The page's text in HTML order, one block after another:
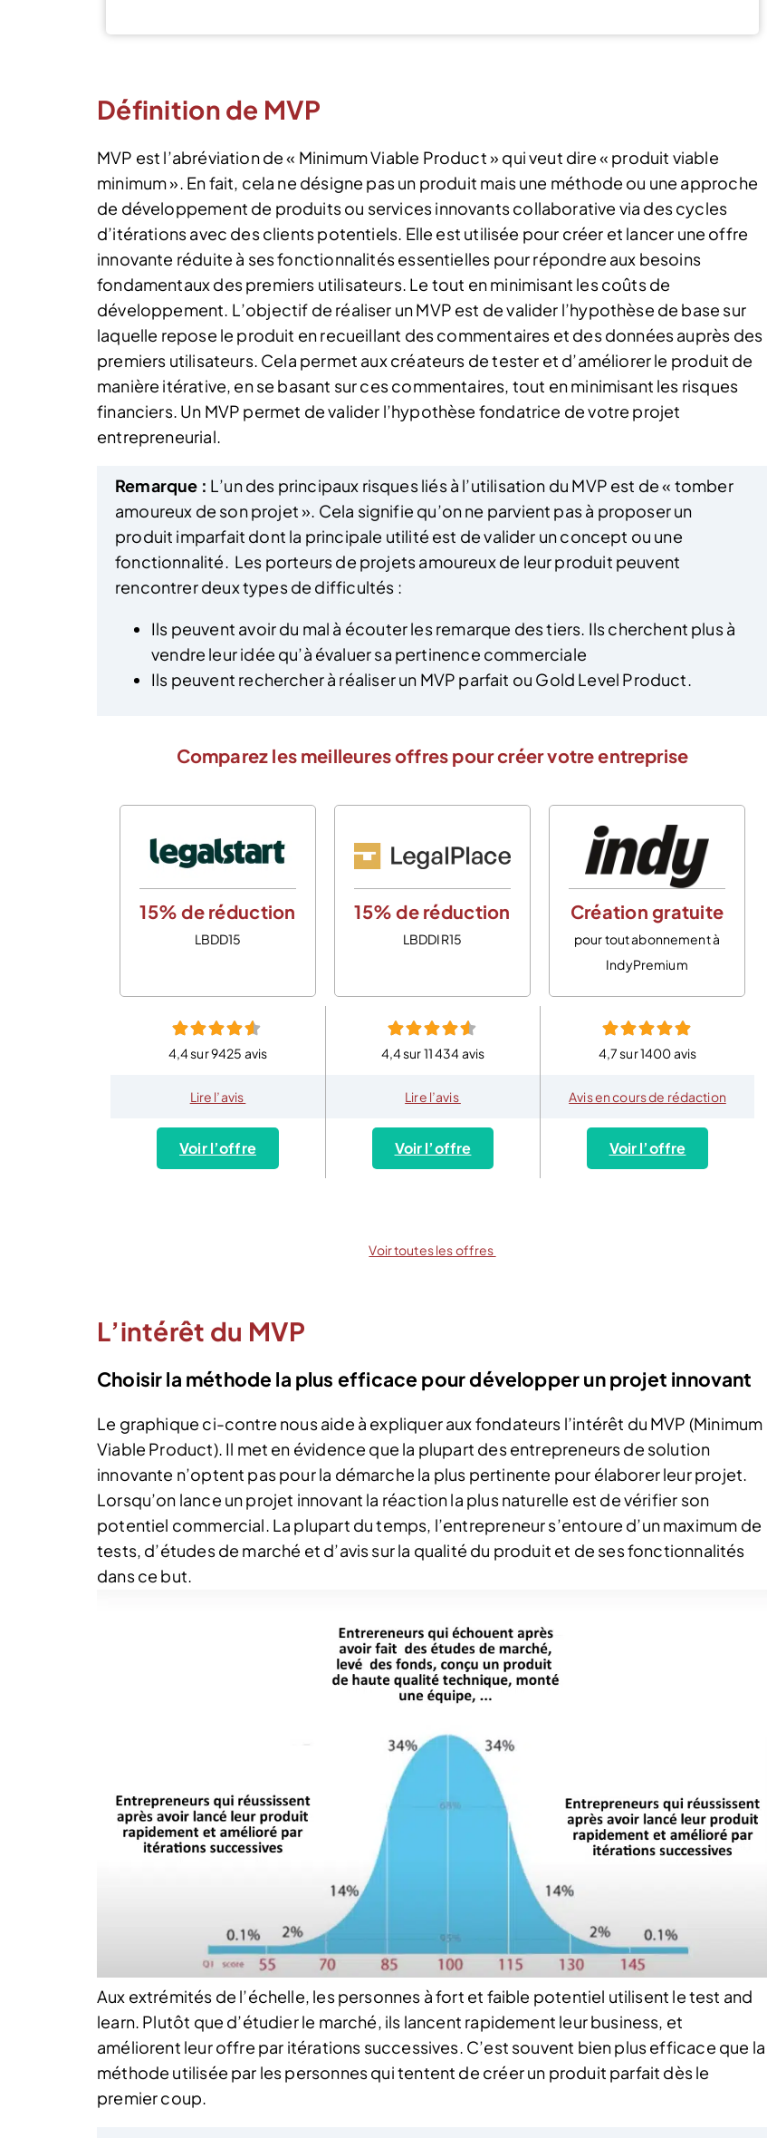
Définition de MVP
MVP est l’abréviation de « Minimum Viable Product » qui veut dire « produit viable
minimum ». En fait, cela ne désigne pas un produit mais une méthode ou une approche
de développement de produits ou services innovants collaborative via des cycles
d’itérations avec des clients potentiels. Elle est utilisée pour créer et lancer une offre
innovante réduite à ses fonctionnalités essentielles pour répondre aux besoins
fondamentaux des premiers utilisateurs. Le tout en minimisant les coûts de
développement. L’objectif de réaliser un MVP est de valider l’hypothèse de base sur
laquelle repose le produit en recueillant des commentaires et des données auprès des
premiers utilisateurs. Cela permet aux créateurs de tester et d’améliorer le produit de
manière itérative, en se basant sur ces commentaires, tout en minimisant les risques
financiers. Un MVP permet de valider l’hypothèse fondatrice de votre projet
entrepreneurial.
Remarque : L’un des principaux risques liés à l’utilisation du MVP est de « tomber
amoureux de son projet ». Cela signifie qu’on ne parvient pas à proposer un
produit imparfait dont la principale utilité est de valider un concept ou une
fonctionnalité. Les porteurs de projets amoureux de leur produit peuvent
rencontrer deux types de difficultés :
Ils peuvent avoir du mal à écouter les remarque des tiers. Ils cherchent plus à
vendre leur idée qu’à évaluer sa pertinence commerciale
Ils peuvent rechercher à réaliser un MVP parfait ou Gold Level Product.
Comparez les meilleures offres pour créer votre entreprise
15% de réduction
LBDD15
4,4 sur 9425 avis
Lire l’avis
Voir l’offre
15% de réduction
LBDDIR15
4,4 sur 11 434 avis
Lire l’avis
Voir l’offre
Création gratuite
pour tout abonnement à
IndyPremium
4,7 sur 1400 avis
Avis en cours de rédaction
Voir l’offre
Voir toutes les offres
L’intérêt du MVP
Choisir la méthode la plus efficace pour développer un projet innovant
Le graphique ci-contre nous aide à expliquer aux fondateurs l’intérêt du MVP (Minimum
Viable Product). Il met en évidence que la plupart des entrepreneurs de solution
innovante n’optent pas pour la démarche la plus pertinente pour élaborer leur projet.
Lorsqu’on lance un projet innovant la réaction la plus naturelle est de vérifier son
potentiel commercial. La plupart du temps, l’entrepreneur s’entoure d’un maximum de
tests, d’études de marché et d’avis sur la qualité du produit et de ses fonctionnalités
dans ce but.
Aux extrémités de l’échelle, les personnes à fort et faible potentiel utilisent le test and
learn. Plutôt que d’étudier le marché, ils lancent rapidement leur business, et
améliorent leur offre par itérations successives. C’est souvent bien plus efficace que la
méthode utilisée par les personnes qui tentent de créer un produit parfait dès le
premier coup.